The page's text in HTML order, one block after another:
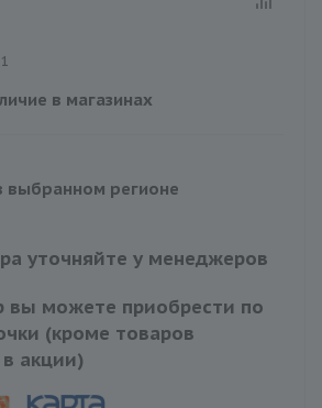
в магазинах
выбранном регионе
уточняйте у менеджеров
вы можете приобрести по
(кроме товаров
акции)